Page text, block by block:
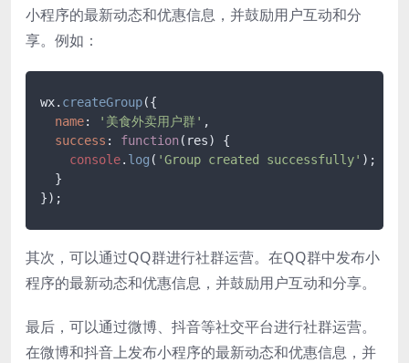
小程序的最新动态和优惠信息，并鼓励用户互动和分
享。例如：
wx. createGroup({
name: '美食外卖用户群' ,
success : function( res) {
console. log ( 'Group created successfully' );
  }
});
其次，可以通过QQ群进行社群运营。在QQ群中发布小
程序的最新动态和优惠信息，并鼓励用户互动和分享。
最后，可以通过微博、抖音等社交平台进行社群运营。
在微博和抖音上发布小程序的最新动态和优惠信息，并